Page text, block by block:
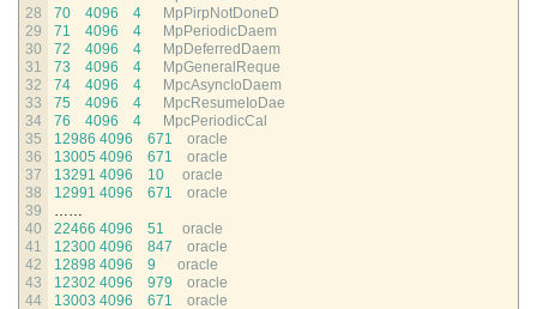
28
29
30
31
32
33
34
35
36
37
38
39
40
41
42
43
44
70
4096 4
MpPirpNotDoneD
71
4096 4
MpPeriodicDaem
72
4096 4
MpDeferredDaem
73
4096 4
MpGeneralReque
74
4096 4
MpcAsyncIoDaem
75
4096 4
MpcResumeIoDae
76
4096 4
MpcPeriodicCal
12986 4096 671
oracle
13005 4096 671
oracle
13291 4096 10
oracle
12991 4096 671
oracle
……
22466 4096 51
oracle
12300 4096 847
oracle
12898 4096 9
oracle
12302 4096 979
oracle
13003 4096 671
oracle